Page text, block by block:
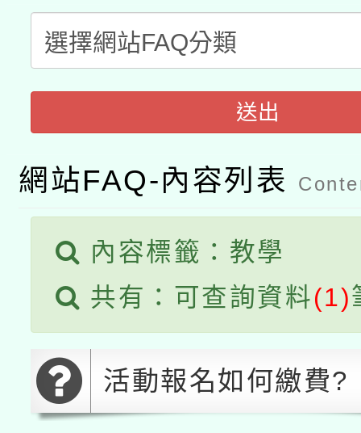
暨閱讀推動專業研習
科技賦能─人工智慧
礎課程
A3數位素養講師名單
「數位內容與教學軟
薪期間赴陸應申請許可
轉知經濟部水利署委託
業技術研究院辦理「
用水績優單位及節水達
115年8月22日(星期六
桃園市孔廟祈福系列
開 智慧啟航」
2026年桃園地景藝術
送出
網站FAQ-內容列表
內容標籤：教學
共有：可查詢資料(1)
活動報名如何繳費?